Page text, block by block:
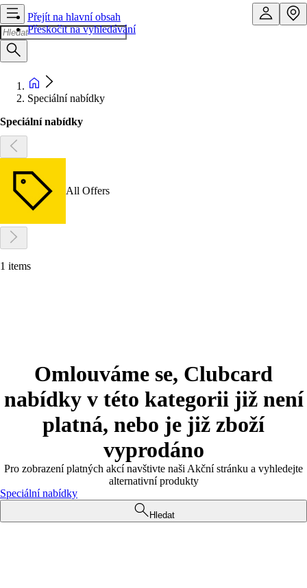
Přejít na hlavní obsah
Přeskočit na vyhledávání
Speciální nabídky
Speciální nabídky
All Offers
1 items
Omlouváme se, Clubcard
nabídky v této kategorii již není
platná, nebo je již zboží
vyprodáno
Pro zobrazení platných akcí navštivte naši Akční stránku a vyhledejte
alternativní produkty
Speciální nabídky
Hledat